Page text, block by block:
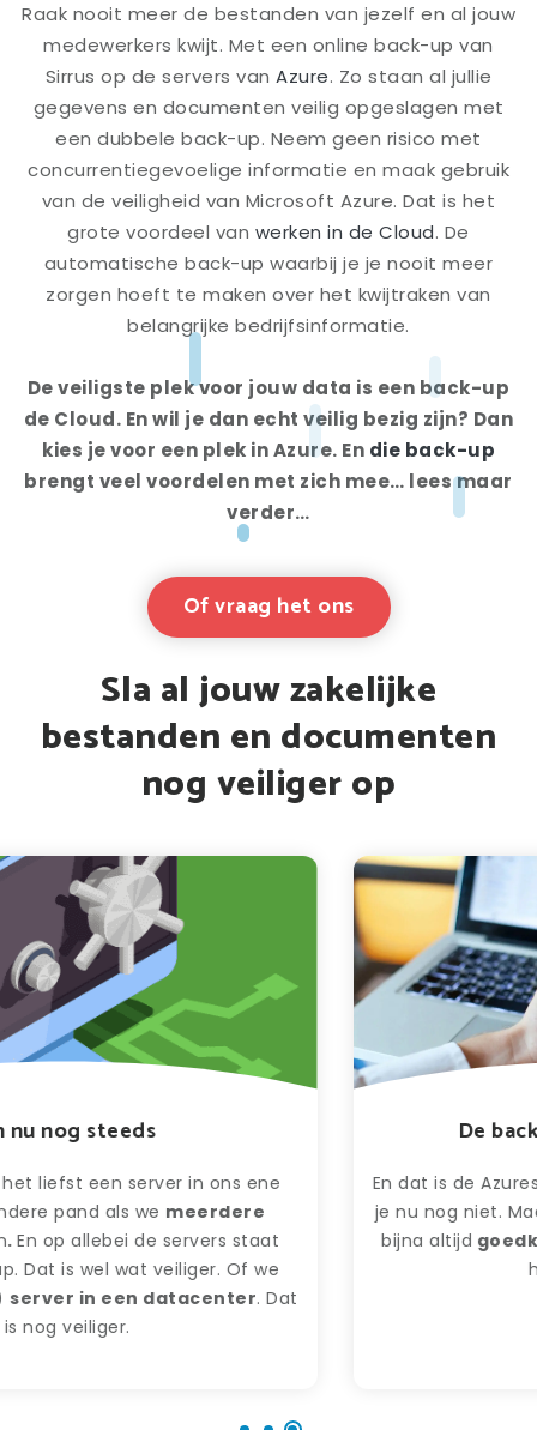
Raak nooit meer de bestanden van jezelf en al jouw
medewerkers kwijt. Met een online back-up van
Sirrus op de servers van Azure. Zo staan al jullie
gegevens en documenten veilig opgeslagen met
een dubbele back-up. Neem geen risico met
concurrentiegevoelige informatie en maak gebruik
van de veiligheid van Microsoft Azure. Dat is het
grote voordeel van werken in de Cloud. De
automatische back-up waarbij je je nooit meer
zorgen hoeft te maken over het kwijtraken van
belangrijke bedrijfsinformatie.
De veiligste plek voor jouw data is een back-up
de Cloud. En wil je dan echt veilig bezig zijn? Dan
kies je voor een plek in Azure. En die back-up
brengt veel voordelen met zich mee… lees maar
verder…
Of vraag het ons
Sla al jouw zakelijke
bestanden en documenten
nog veiliger op
in ons ene
wemeerdere
de servers staat
veiliger. Of we
datacenter. Dat
De back-up van
En dat is de Azures back-up in
je nu nog niet. Maar die
bijna altijd
goedkoperén
huidige back-